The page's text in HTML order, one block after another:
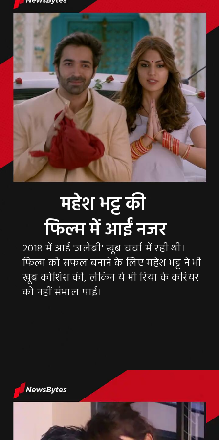
महेश भट्ट की
फिल्म में आईं नजर
2018 में आई 'जलेबी' खूब चर्चा में रही थी।
फिल्म को सफल बनाने के लिए महेश भट्ट ने भी
खूब कोशिश की, लेकिन ये भी रिया के करियर